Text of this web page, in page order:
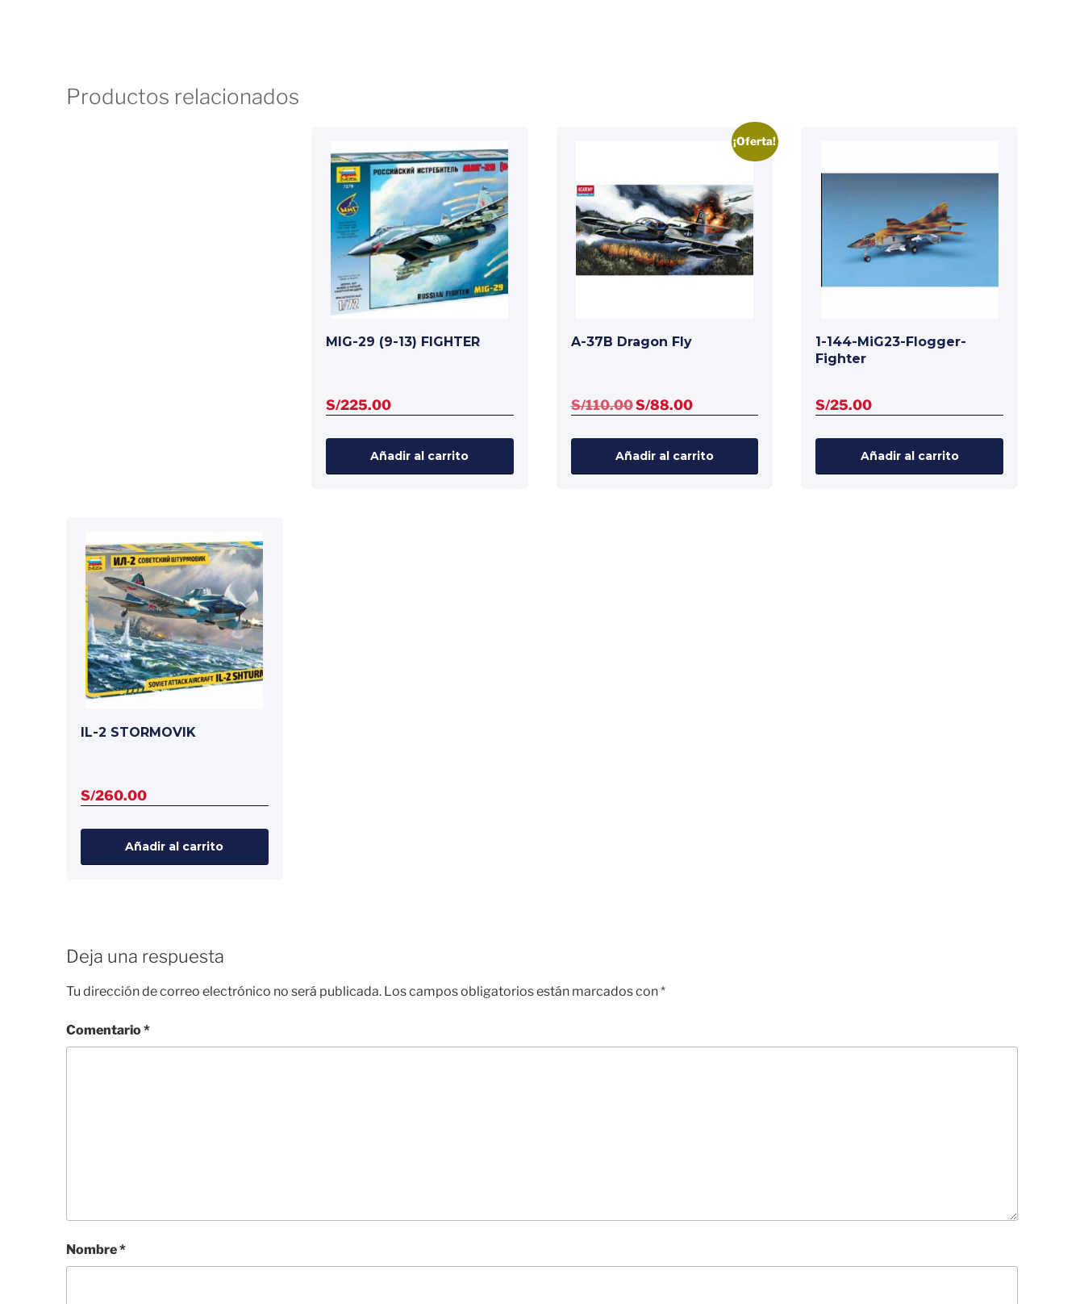
Productos relacionados
MIG-29 (9-13) FIGHTER
S/225.00
Añadir al carrito
¡Oferta!
A-37B Dragon Fly
S/110.00El
era:
S/88.00El
es:
Añadir al carrito
1-144-MiG23-Flogger-
Fighter
S/25.00
Añadir al carrito
IL-2 STORMOVIK
S/260.00
Añadir al carrito
Deja una respuesta
Tu dirección de correo electrónico no será publicada. Los campos obligatorios están marcados con*
Comentario*
Nombre*